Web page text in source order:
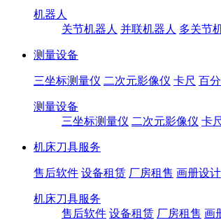
机器人
关节机器人 并联机器人 多关节
测量设备
三坐标测量仪 二次元影像仪 卡尺 百
测量设备
三坐标测量仪 二次元影像仪 卡尺
机床刀具服务
售后软件 设备租赁 厂房租售 画册设计
机床刀具服务
售后软件 设备租赁 厂房租售 画